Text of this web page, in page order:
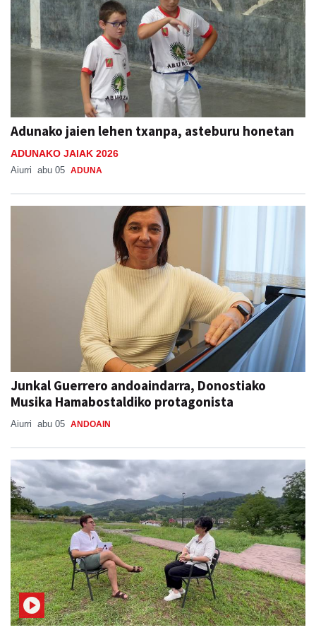
Adunako jaien lehen txanpa, asteburu honetan
ADUNAKO JAIAK 2026
Aiurri abu 05 ADUNA
Junkal Guerrero andoaindarra, Donostiako
Musika Hamabostaldiko protagonista
Aiurri abu 05 ANDOAIN